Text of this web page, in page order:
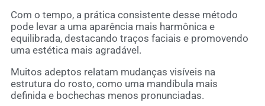
Com o tempo, a prática consistente desse método
pode levar a uma aparência mais harmônica e
equilibrada, destacando traços faciais e promovendo
uma estética mais agradável.
Muitos adeptos relatam mudanças visíveis na
estrutura do rosto, como uma mandíbula mais
definida e bochechas menos pronunciadas.